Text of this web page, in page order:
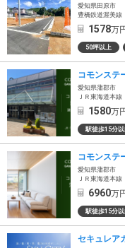
愛知県田原市
豊橋鉄道渥美線
1578万
50坪以上
コモンステ
愛知県蒲郡市
ＪＲ東海道本
1580万
駅徒歩15分
コモンス
愛知県蒲郡市
ＪＲ東海道本
6960万
駅徒歩15分
セキュレア